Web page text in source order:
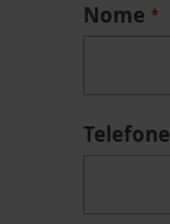
Nome
Telefone